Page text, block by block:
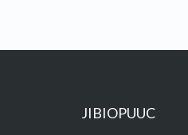
JIBIOPUUC